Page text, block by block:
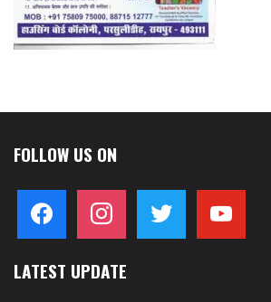
FOLLOW US ON
facebook instagram twitter youtube
LATEST UPDATE